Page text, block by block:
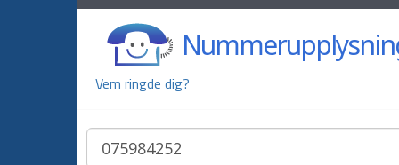
Vem ringde dig?